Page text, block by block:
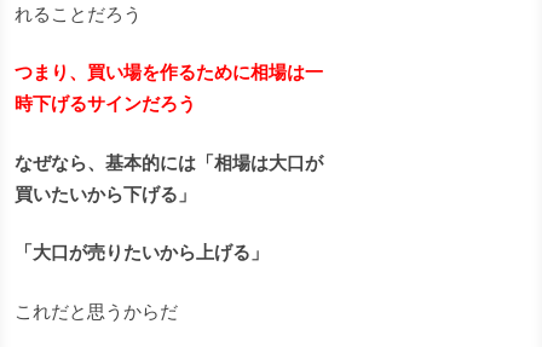
れることだろう
つまり、買い場を作るために相場は一
時下げるサインだろう
なぜなら、基本的には「相場は大口が
買いたいから下げる」
「大口が売りたいから上げる」
これだと思うからだ